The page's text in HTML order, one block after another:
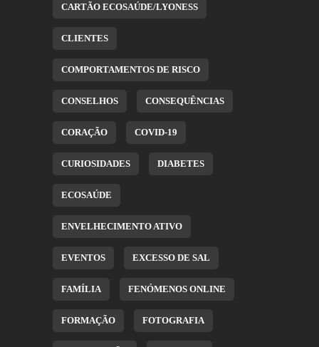
CARTÃO ECOSAÚDE/LYONESS
CLIENTES
COMPORTAMENTOS DE RISCO
CONSELHOS CONSEQUÊNCIAS
CORAÇÃO COVID-19
CURIOSIDADES DIABETES
ECOSAÚDE
ENVELHECIMENTO ATIVO
EVENTOS EXCESSO DE SAL
FAMÍLIA FENÓMENOS ONLINE
FORMAÇÃO FOTOGRAFIA